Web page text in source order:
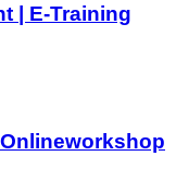
| E-Training